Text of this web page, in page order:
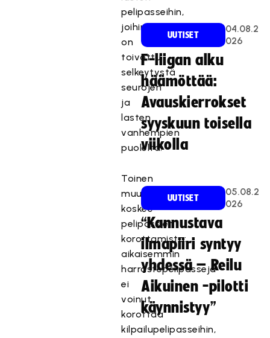
pelipasseihin,
joihin
on
toivottu
selkeytystä
seurojen
ja
lasten
vanhempien
puolelta.
Toinen
muutos
koskee
pelipassien
korottamista:
aikaisemmin
harrastepelipasseja
ei
voinut
korottaa
kilpailupelipasseihin,
UUTISET
04.08.2
026
F-liigan alku
häämöttää:
Avauskierrokset
syyskuun toisella
viikolla
UUTISET
05.08.2
026
“Kannustava
ilmapiiri syntyy
yhdessä – Reilu
Aikuinen -pilotti
käynnistyy”